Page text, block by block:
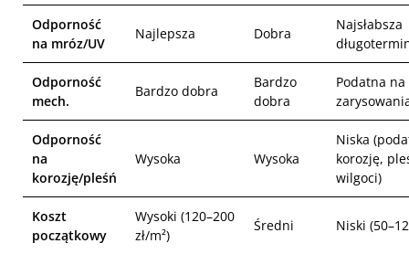
Odporność
na mróz/UV
Najlepsza Dobra
Najsłabsza
Odporność
mech.
Bardzo dobra
Bardzo
dobra
Podatna na
Odporność
na
korozję/pleśń
Wysoka Wysoka
Niska
korozję,
wilgoci)
Koszt
początkowy
Wysoki (120–200
zł/m²)
Średni Niski